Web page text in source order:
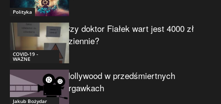
Polityka
COVID-19 -
WAŻNE
Czy doktor Fiałek wart jest 4000 zł
dziennie?
Jakub Bożydar
Hollywood w przedśmiertnych
drgawkach